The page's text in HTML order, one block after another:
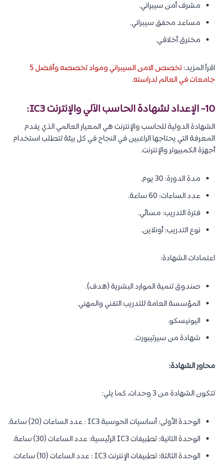
مشرف أمن سيبراني.
مساعد محقق سيبراني.
مخترق أخلاقي.
اقرأ المزيد:
تخصص الامن السيبراني ومواد تخصصه وأفضل 5
جامعات في العالم لدراسته.
10- الإعداد لشهادة الحاسب الآلي والإنترنت IC3:
الشهادة الدولية للحاسب والإنترنت هي المعيار العالمي الذي يقدم
المعرفة التي يحتاجها الراغبين في النجاح في كل بيئة تتطلب استخدام
أجهزة الكمبيوتر والإنترنت.
مدة الدورة: 30 يوم.
عدد الساعات: 60 ساعة.
فترة التدريب: مسائي.
نوع التدريب: أونلاين.
اعتمادات الشهادة:
صندوق تنمية الموارد البشرية (هدف).
المؤسسة العامة للتدريب التقني والمهني.
اليونيسكو.
شهادة من سيرتيبورت.
محاور الشهادة:
تتكون الشهادة من 3 وحدات، كما يلي:
الوحدة الأولى: أساسيات الحوسبة IC3 : عدد الساعات (20) ساعة.
الوحدة الثانية: تطبيقات IC3 الرئيسية: عدد الساعات (30) ساعة.
الوحدة الثالثة: تطبيقات الإنترنت IC3 : عدد الساعات (10) ساعات.